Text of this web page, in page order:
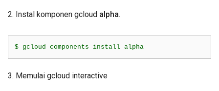
2. Instal komponen gcloud alpha.
$ gcloud components install alpha
3. Memulai gcloud interactive